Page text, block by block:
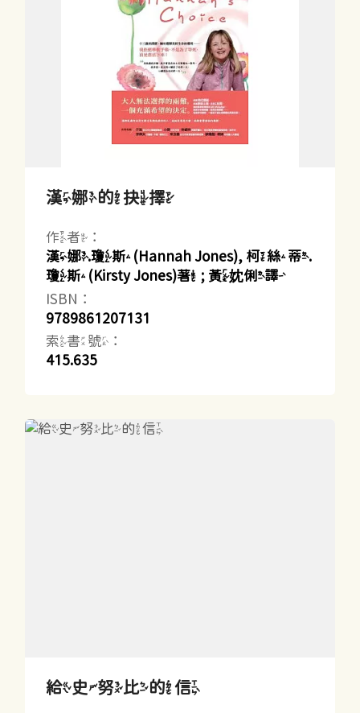
漢娜的抉擇
作者：
漢娜.瓊斯(Hannah Jones), 柯絲蒂.
瓊斯(Kirsty Jones)著 ; 黃妉俐譯
ISBN：
9789861207131
索書號：
415.635
給史努比的信